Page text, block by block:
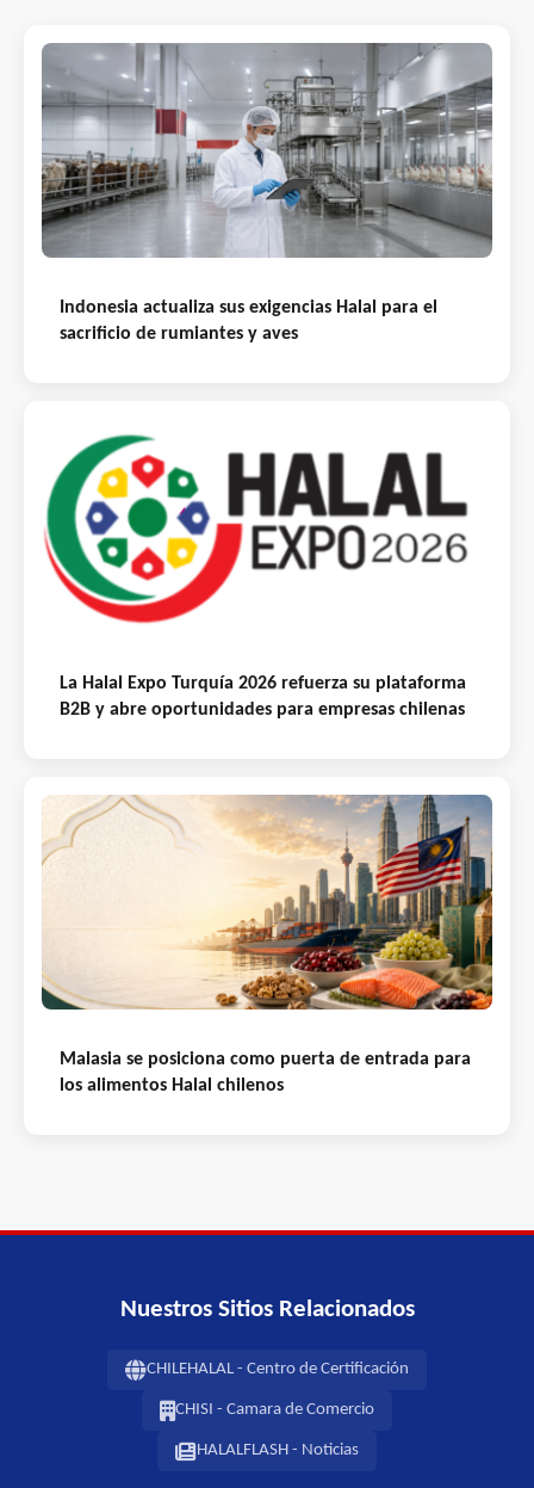
Indonesia actualiza sus exigencias Halal para el
sacrificio de rumiantes y aves
La Halal Expo Turquía 2026 refuerza su plataforma
B2B y abre oportunidades para empresas chilenas
Malasia se posiciona como puerta de entrada para
los alimentos Halal chilenos
Nuestros Sitios Relacionados
CHILEHALAL - Centro de Certificación
CHISI - Camara de Comercio
HALALFLASH - Noticias